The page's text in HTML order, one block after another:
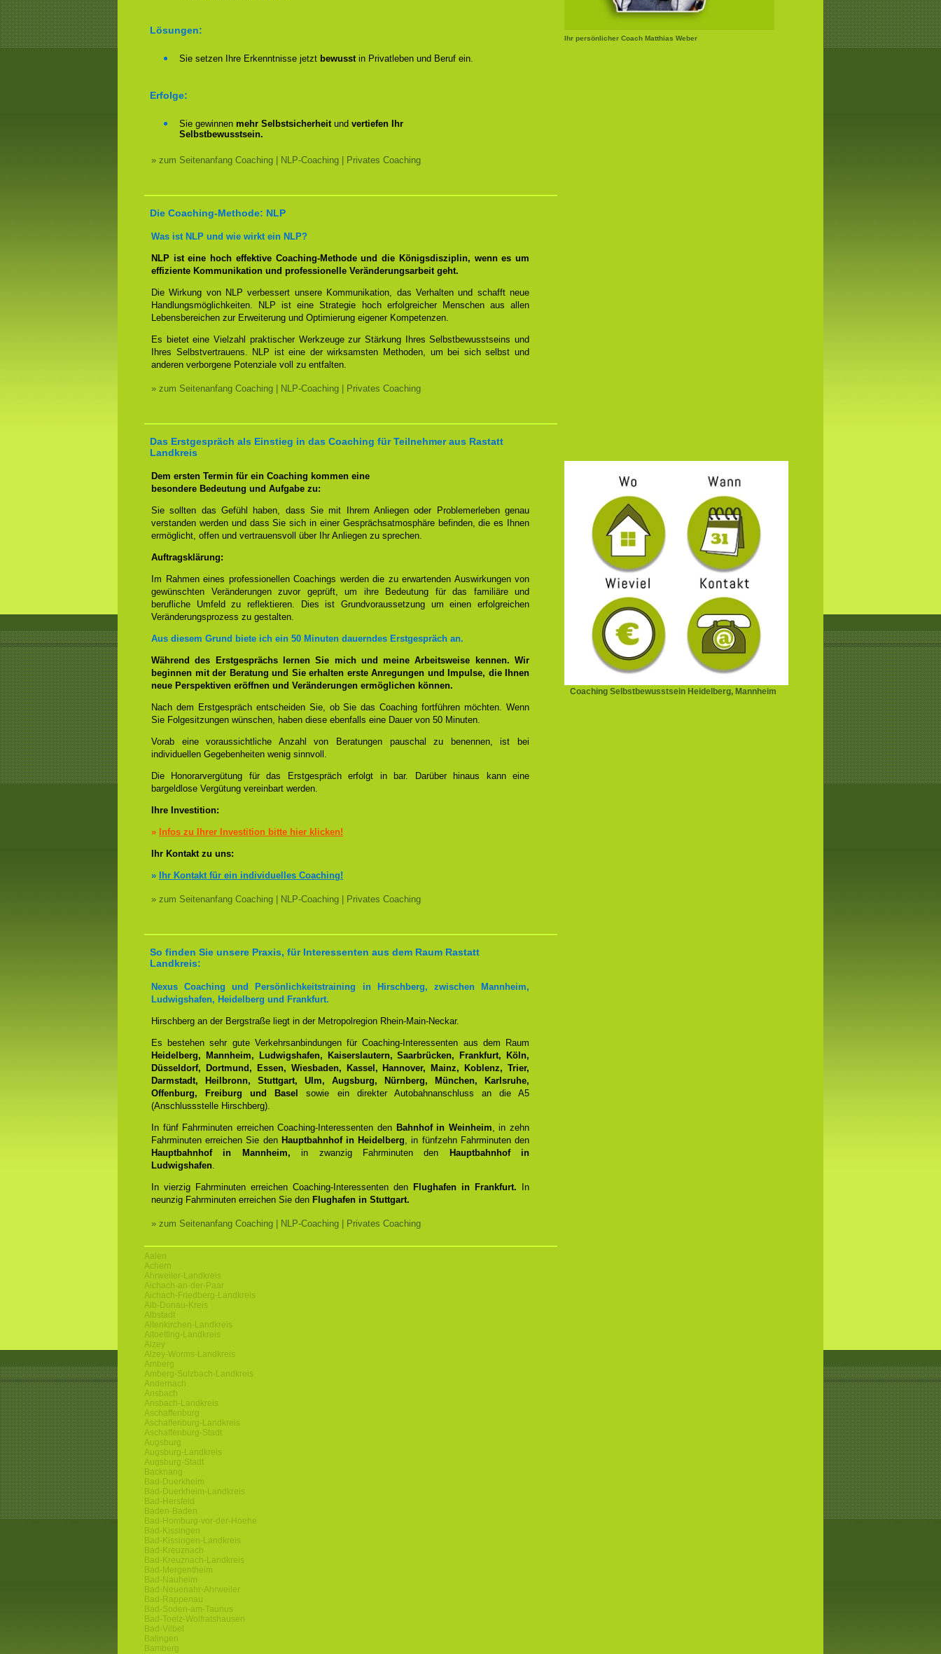
Ihr persönlicher Coach Matthias Weber
Lösungen:
Sie setzen Ihre Erkenntnisse jetzt bewusstin Privatleben und Beruf ein.
Erfolge:
Sie gewinnen mehr Selbstsicherheitund vertiefen Ihr
Selbstbewusstsein.
» zum Seitenanfang Coaching | NLP-Coaching | Privates Coaching
Die Coaching-Methode: NLP
Was ist NLP und wie wirkt ein NLP?
NLP ist eine hoch effektive Coaching-Methode und die Königsdisziplin, wenn es um
effiziente Kommunikation und professionelle Veränderungsarbeit geht.
Die Wirkung von NLP verbessert unsere Kommunikation, das Verhalten und schafft neue
Handlungsmöglichkeiten. NLP ist eine Strategie hoch erfolgreicher Menschen aus allen
Lebensbereichen zur Erweiterung und Optimierung eigener Kompetenzen.
Es bietet eine Vielzahl praktischer Werkzeuge zur Stärkung Ihres Selbstbewusstseins und
Ihres Selbstvertrauens. NLP ist eine der wirksamsten Methoden, um bei sich selbst und
anderen verborgene Potenziale voll zu entfalten.
» zum Seitenanfang Coaching | NLP-Coaching | Privates Coaching
Das Erstgespräch als Einstieg in das Coaching für Teilnehmer aus Rastatt
Landkreis
Coaching Selbstbewusstsein Heidelberg, Mannheim
Dem ersten Termin für ein Coaching kommen eine
besondere Bedeutung und Aufgabe zu:
Sie sollten das Gefühl haben, dass Sie mit Ihrem Anliegen oder Problemerleben genau
verstanden werden und dass Sie sich in einer Gesprächsatmosphäre befinden, die es Ihnen
ermöglicht, offen und vertrauensvoll über Ihr Anliegen zu sprechen.
Auftragsklärung:
Im Rahmen eines professionellen Coachings werden die zu erwartenden Auswirkungen von
gewünschten Veränderungen zuvor geprüft, um ihre Bedeutung für das familiäre und
berufliche Umfeld zu reflektieren. Dies ist Grundvoraussetzung um einen erfolgreichen
Veränderungsprozess zu gestalten.
Aus diesem Grund biete ich ein 50 Minuten dauerndes Erstgespräch an.
Während des Erstgesprächs lernen Sie mich und meine Arbeitsweise kennen. Wir
beginnen mit der Beratung und Sie erhalten erste Anregungen und Impulse, die Ihnen
neue Perspektiven eröffnen und Veränderungen ermöglichen können.
Nach dem Erstgespräch entscheiden Sie, ob Sie das Coaching fortführen möchten. Wenn
Sie Folgesitzungen wünschen, haben diese ebenfalls eine Dauer von 50 Minuten.
Vorab eine voraussichtliche Anzahl von Beratungen pauschal zu benennen, ist bei
individuellen Gegebenheiten wenig sinnvoll.
Die Honorarvergütung für das Erstgespräch erfolgt in bar. Darüber hinaus kann eine
bargeldlose Vergütung vereinbart werden.
Ihre Investition:
» Infos zu Ihrer Investition bitte hier klicken!
Ihr Kontakt zu uns:
» Ihr Kontakt für ein individuelles Coaching!
» zum Seitenanfang Coaching | NLP-Coaching | Privates Coaching
So finden Sie unsere Praxis, für Interessenten aus dem Raum Rastatt
Landkreis:
Nexus Coaching und Persönlichkeitstraining in Hirschberg, zwischen Mannheim,
Ludwigshafen, Heidelberg und Frankfurt.
Hirschberg an der Bergstraße liegt in der Metropolregion Rhein-Main-Neckar.
Es bestehen sehr gute Verkehrsanbindungen für Coaching-Interessenten aus dem Raum
Heidelberg, Mannheim, Ludwigshafen, Kaiserslautern, Saarbrücken, Frankfurt, Köln,
Düsseldorf, Dortmund, Essen, Wiesbaden, Kassel, Hannover, Mainz, Koblenz, Trier,
Darmstadt, Heilbronn, Stuttgart, Ulm, Augsburg, Nürnberg, München, Karlsruhe,
Offenburg, Freiburg und Basel
sowie ein direkter Autobahnanschluss an die A5
(Anschlussstelle Hirschberg).
In fünf Fahrminuten erreichen Coaching-Interessenten den Bahnhof in Weinheim, in zehn
Fahrminuten erreichen Sie den Hauptbahnhof in Heidelberg, in fünfzehn Fahrminuten den
Hauptbahnhof in Mannheim, in zwanzig Fahrminuten den
Hauptbahnhof in
Ludwigshafen.
In vierzig Fahrminuten erreichen Coaching-Interessenten den Flughafen in Frankfurt.
In
neunzig Fahrminuten erreichen Sie den Flughafen in Stuttgart.
» zum Seitenanfang Coaching | NLP-Coaching | Privates Coaching
Aalen
Achern
Ahrweiler-Landkreis
Aichach-an-der-Paar
Aichach-Friedberg-Landkreis
Alb-Donau-Kreis
Albstadt
Altenkirchen-Landkreis
Altoetting-Landkreis
Alzey
Alzey-Worms-Landkreis
Amberg
Amberg-Sulzbach-Landkreis
Andernach
Ansbach
Ansbach-Landkreis
Aschaffenburg
Aschaffenburg-Landkreis
Aschaffenburg-Stadt
Augsburg
Augsburg-Landkreis
Augsburg-Stadt
Backnang
Bad-Duerkheim
Bad-Duerkheim-Landkreis
Bad-Hersfeld
Baden-Baden
Bad-Homburg-vor-der-Hoehe
Bad-Kissingen
Bad-Kissingen-Landkreis
Bad-Kreuznach
Bad-Kreuznach-Landkreis
Bad-Mergentheim
Bad-Nauheim
Bad-Neuenahr-Ahrweiler
Bad-Rappenau
Bad-Soden-am-Taunus
Bad-Toelz-Wolfratshausen
Bad-Vilbel
Balingen
Bamberg